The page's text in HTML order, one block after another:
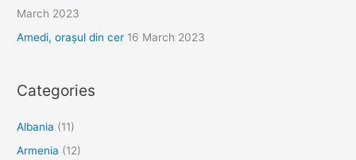
March 2023
Amedi, orașul din cer 16 March 2023
Categories
Albania (11)
Armenia (12)